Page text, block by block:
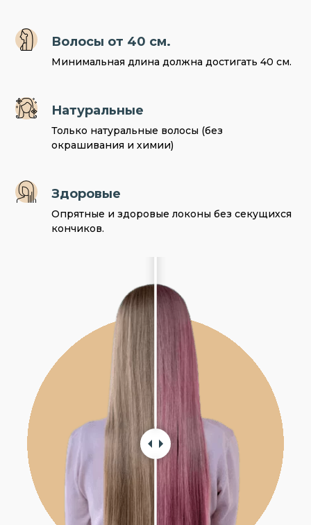
Волосы от 40 см.
Минимальная длина должна достигать 40 см.
Натуральные
Только натуральные волосы (без
окрашивания и химии)
Здоровые
Опрятные и здоровые локоны без секущихся
кончиков.